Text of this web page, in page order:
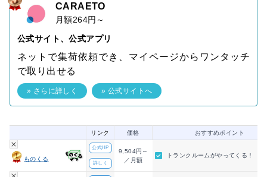
CARAETO
月額264円～
公式サイト、公式アプリ
ネットで集荷依頼でき、マイページからワンタッチ
で取り出せる
» さらに詳しく » 公式サイトへ
リンク 価格 おすすめポイント
ものくる
公式HP
詳しく
9,504円～
／月額
トランクルームがやってくる！